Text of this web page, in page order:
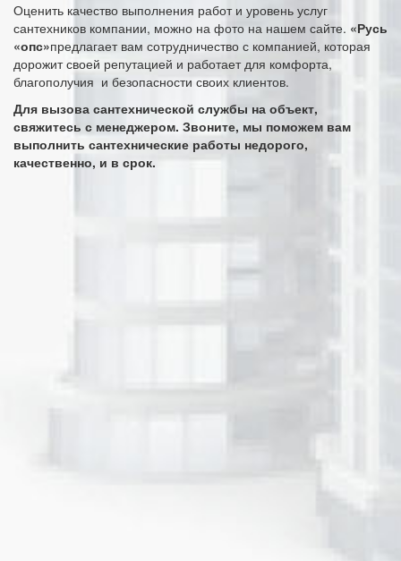
Оценить качество выполнения работ и уровень услуг
сантехников компании, можно на фото на нашем сайте. «Русь
«опс»предлагает вам сотрудничество с компанией, которая
дорожит своей репутацией и работает для комфорта,
благополучия и безопасности своих клиентов.
Для вызова сантехнической службы на объект,
свяжитесь с менеджером. Звоните, мы поможем вам
выполнить сантехнические работы недорого,
качественно, и в срок.